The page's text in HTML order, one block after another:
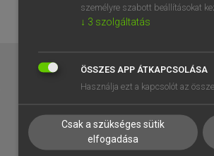
EGYÉNI FELHASZNÁLÓKNAK
TANULÓKNAK
VÁLLALATI MEGOLDÁSOK
SÚGÓ
SÜTI
személyre szabott beállításokat
↓ 3 szolgáltatás
ÖSSZES APP ÁTKAPCSOLÁSA
Használja ezt a kapcsolót az
Csak a szükséges sütik
elfogadása